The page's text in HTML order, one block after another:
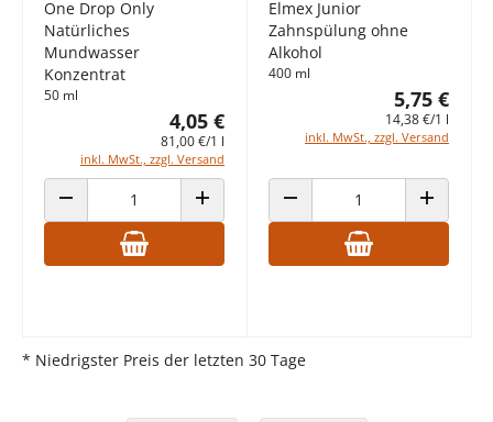
One Drop Only
Natürliches
Mundwasser
Konzentrat
50 ml
4,05 €
81,00 €/1 l
inkl. MwSt., zzgl. Versand
ANZAHL VERRINGERN ANZAHL ERHÖHEN
Elmex Junior
Zahnspülung ohne
Alkohol
400 ml
5,75 €
14,38 €/1 l
inkl. MwSt., zzgl. Versand
ANZAHL VERRINGERN ANZAHL
* Niedrigster Preis der letzten 30 Tage